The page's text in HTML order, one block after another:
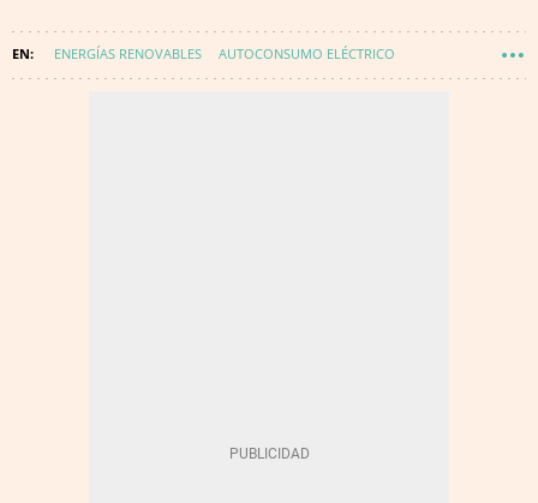
ENERGÍAS RENOVABLES AUTOCONSUMO ELÉCTRICO